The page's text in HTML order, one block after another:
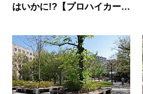
はいかに!?【プロハイカー斉